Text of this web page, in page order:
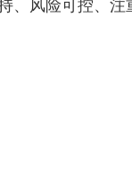
、风险可控、